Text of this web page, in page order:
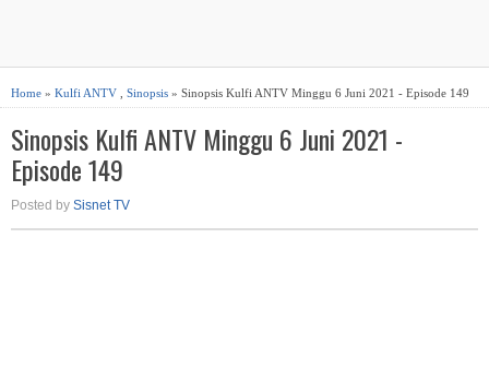
Home » Kulfi ANTV Sinopsis » Sinopsis Kulfi ANTV Minggu 6 Juni 2021 - Episode 149
Sinopsis Kulfi ANTV Minggu 6 Juni 2021 -
Episode 149
Posted by Sisnet TV